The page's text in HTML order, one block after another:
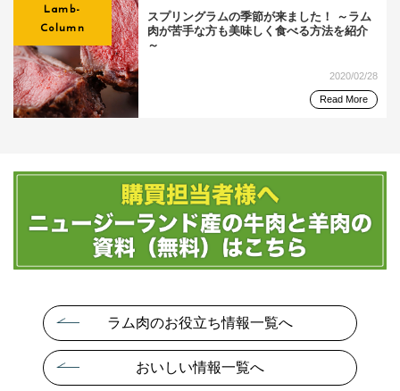
スプリングラムの季節が来ました！ ～ラム
肉が苦手な方も美味しく食べる方法を紹介
～
Lamb-
Column
2020/02/28
Read More
ラム肉のお役立ち情報一覧へ
おいしい情報一覧へ